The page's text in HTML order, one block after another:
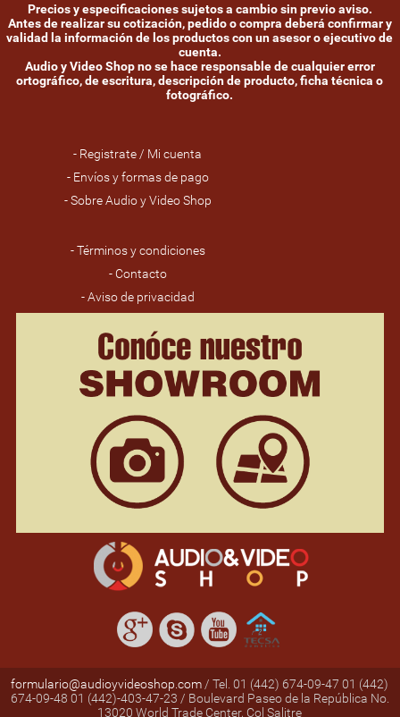
Precios y especificaciones sujetos a cambio sin previo aviso.
Antes de realizar su cotización, pedido o compra deberá confirmar y
validad la información de los productos con un asesor o ejecutivo de
cuenta.
Audio y Video Shop no se hace responsable de cualquier error
ortográfico, de escritura, descripción de producto, ficha técnica o
fotográfico.
- Registrate / Mi cuenta
- Envíos y formas de pago
- Sobre Audio y Video Shop
- Términos y condiciones
- Contacto
- Aviso de privacidad
formulario@audioyvideoshop.com/ Tel. 01 (442) 674-09-47 01 (442)
674-09-48 01 (442)-403-47-23 / Boulevard Paseo de la República No.
13020 World Trade Center, Col Salitre